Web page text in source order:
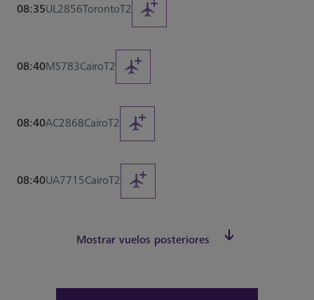
08:35UL2856TorontoT2
08:40MS783CairoT2
08:40AC2868CairoT2
08:40UA7715CairoT2
Mostrar vuelos posteriores